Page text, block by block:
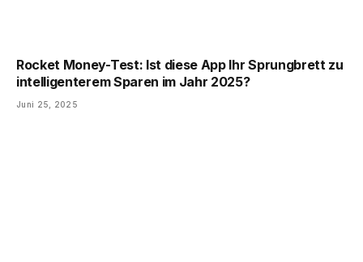
Rocket Money-Test: Ist diese App Ihr ​​Sprungbrett zu
intelligenterem Sparen im Jahr 2025?
Juni 25, 2025